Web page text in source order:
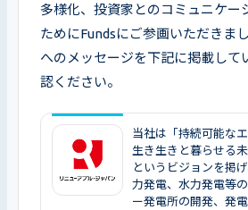
多様化、投資家とのコミュニケー
ためにFundsにご参画いただきま
へのメッセージを下記に掲載して
認ください。
当社は「持続可能な
生き生きと暮らせる
というビジョンを掲
力発電、水力発電等
ー発電所の開発、発